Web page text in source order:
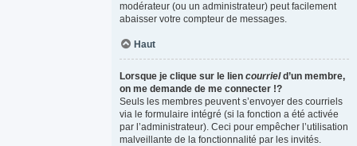
modérateur (ou un administrateur) peut facilement
abaisser votre compteur de messages.
Haut
Lorsque je clique sur le lien courrield’un membre,
on me demande de me connecter !?
Seuls les membres peuvent s’envoyer des courriels
via le formulaire intégré (si la fonction a été activée
par l’administrateur). Ceci pour empêcher l’utilisation
malveillante de la fonctionnalité par les invités.